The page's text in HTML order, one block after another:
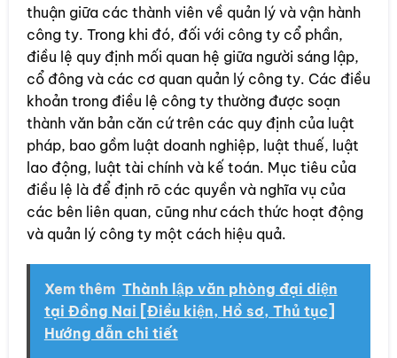
thuận giữa các thành viên về quản lý và vận hành
công ty. Trong khi đó, đối với công ty cổ phần,
điều lệ quy định mối quan hệ giữa người sáng lập,
cổ đông và các cơ quan quản lý công ty. Các điều
khoản trong điều lệ công ty thường được soạn
thành văn bản căn cứ trên các quy định của luật
pháp, bao gồm luật doanh nghiệp, luật thuế, luật
lao động, luật tài chính và kế toán. Mục tiêu của
điều lệ là để định rõ các quyền và nghĩa vụ của
các bên liên quan, cũng như cách thức hoạt động
và quản lý công ty một cách hiệu quả.
Xem thêm Thành lập văn phòng đại diện
tại Đồng Nai [Điều kiện, Hồ sơ, Thủ tục]
Hướng dẫn chi tiết